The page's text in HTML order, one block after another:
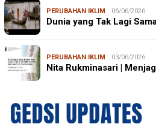
PERUBAHAN IKLIM 06/06/2026
Dunia yang Tak Lagi
PERUBAHAN IKLIM 03/06/2026
Nita Rukminasari |